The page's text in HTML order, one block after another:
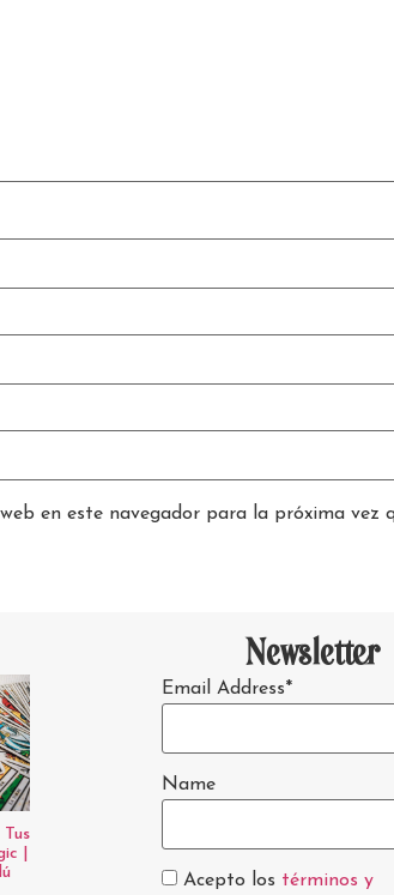
en este navegador para la próxima vez
|
Newsletter
Email Address*
Name
Acepto los términos y